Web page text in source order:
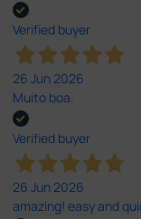
Verified buyer
26 Jun 2026
Muito boa.
Verified buyer
26 Jun 2026
amazing! easy and